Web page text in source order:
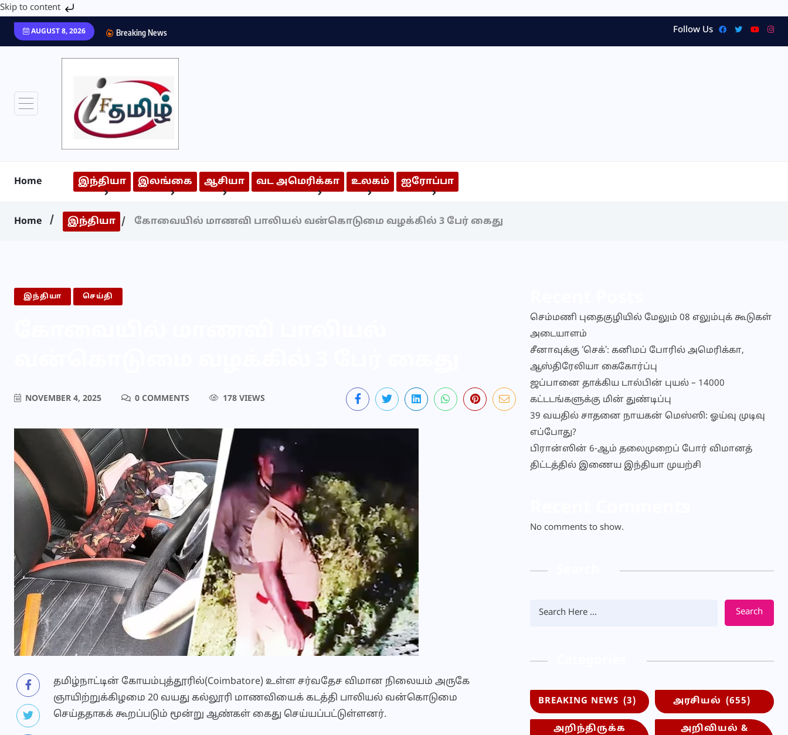
Skip to content
AUGUST 8, 2026 Breaking News Follow Us
Home இந்தியா இலங்கை ஆசியா வட அமெரிக்கா உலகம் ஐரோப்பா
Home இந்தியா கோவையில் மாணவி பாலியல் வன்கொடுமை வழக்கில் 3 பேர் கைது
இந்தியா செய்தி
NOVEMBER 4, 2025 0 COMMENTS 178 VIEWS
தமிழ்நாட்டின் கோயம்புத்தூரில்(Coimbatore) உள்ள சர்வதேச விமான நிலையம் அருகே
ஞாயிற்றுக்கிழமை 20 வயது கல்லூரி மாணவியைக் கடத்தி பாலியல் வன்கொடுமை
செய்ததாகக் கூறப்படும் மூன்று ஆண்கள் கைது செய்யப்பட்டுள்ளனர்.
செம்மணி புதைகுழியில் மேலும் 08 எலும்புக் கூடுகள்
அடையாளம்
சீனாவுக்கு ‘செக்’: கனிமப் போரில் அமெரிக்கா,
ஆஸ்திரேலியா கைகோர்ப்பு
ஜப்பானை தாக்கிய டால்பின் புயல் – 14000
கட்டடங்களுக்கு மின் துண்டிப்பு
39 வயதில் சாதனை நாயகன் மெஸ்ஸி: ஓய்வு முடிவு
எப்போது?
பிரான்ஸின் 6-ஆம் தலைமுறைப் போர் விமானத்
திட்டத்தில் இணைய இந்தியா முயற்சி
No comments to show.
Search
BREAKING NEWS (3) அரசியல் (655)
அறிந்திருக்க
அறிவியல் &